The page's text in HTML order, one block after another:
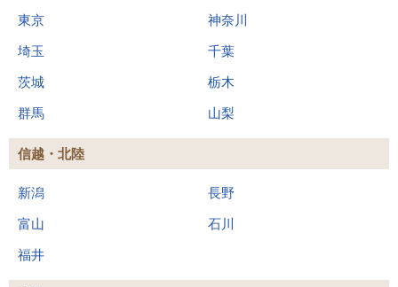
東京 神奈川
埼玉 千葉
茨城 栃木
群馬 山梨
信越・北陸
新潟 長野
富山 石川
福井